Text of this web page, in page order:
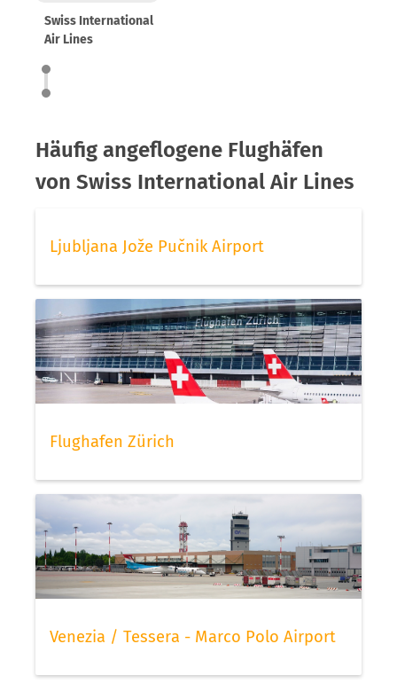
Swiss International
Air Lines
Häufig angeflogene Flughäfen
von Swiss International Air Lines
Ljubljana Jože Pučnik Airport
Flughafen Zürich
Venezia / Tessera - Marco Polo Airport